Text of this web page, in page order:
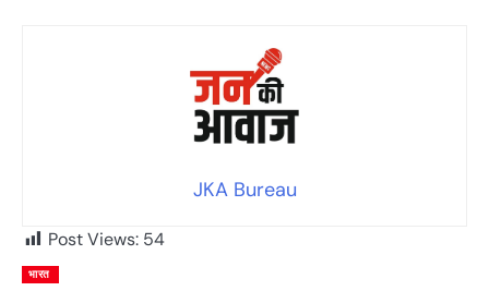
JKA Bureau
Post Views: 54
भारत